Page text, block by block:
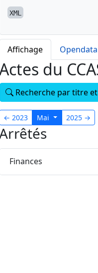
XML
Affichage Opendata
du
Recherche par titre
← 2023 Mai 2025 →
Finances